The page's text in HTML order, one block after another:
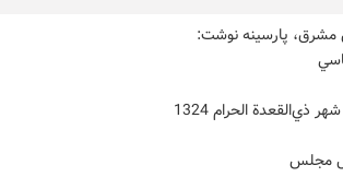
مشرق، پارسينه نوشت:
مجلس